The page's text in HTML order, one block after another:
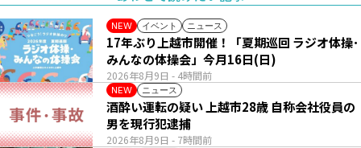
NEW イベント ニュース
2026年8月9日 - 4時間前
17年ぶり上越市開催！「夏期巡回 ラジオ体操･
みんなの体操会」今月16日(日)
NEW ニュース
2026年8月9日 - 7時間前
酒酔い運転の疑い 上越市28歳 自称会社役員の
男を現行犯逮捕